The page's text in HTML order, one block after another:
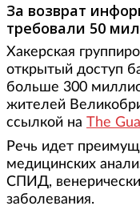
За возврат
требовали 50
Хакерская
открытый доступ
больше 300
жителей
ссылкой на
The
Речь идет
медицинских
СПИД,
заболевания.